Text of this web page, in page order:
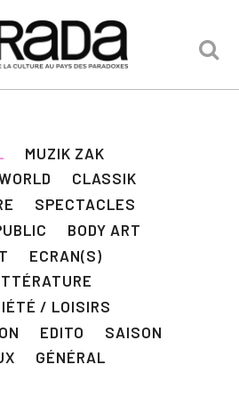
MUZIK ZAK
CLASSIK
SPECTACLES
BODY ART
ECRAN(S)
/ LOISIRS
EDITO
SAISON
GÉNÉRAL